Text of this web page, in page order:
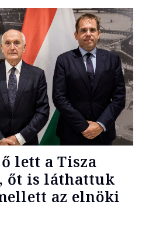
lett a Tisza
őt is láthattuk
az elnöki